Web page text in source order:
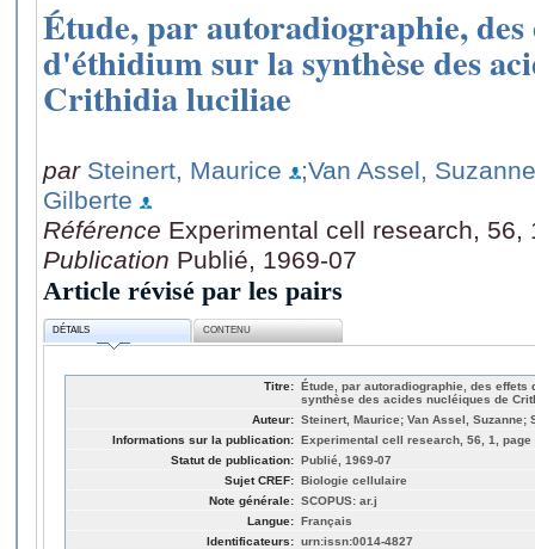
Étude, par autoradiographie,
d'éthidium sur la synthèse des
Crithidia luciliae
par Steinert, Maurice
;Van Assel, Suzanne
Gilberte
Référence Experimental cell research, 56,
Publication Publié, 1969-07
Article révisé par les pairs
DÉTAILS CONTENU
Titre: Étude, par autoradiographie, des effets
synthèse des acides nucléiques de
Auteur: Steinert, Maurice; Van Assel, Suzanne;
Informations sur la publication: Experimental cell research, 56, 1, page
Statut de publication: Publié, 1969-07
Sujet CREF: Biologie cellulaire
Note générale: SCOPUS: ar.j
Langue: Français
Identificateurs: urn:issn:0014-4827